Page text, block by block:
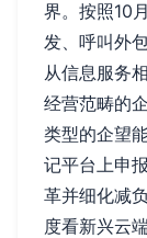
界。按照10
发、呼叫外
从信息服务
经营范畴的
类型的企望
记平台上申
革并细化减
度看新兴云